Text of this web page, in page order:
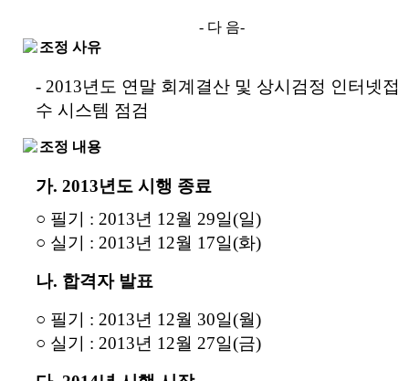
- 다 음-
조정 사유
- 2013년도 연말 회계결산 및 상시검정 인터넷접
수 시스템 점검
조정 내용
가. 2013년도 시행 종료
○ 필기 : 2013년 12월 29일(일)
○ 실기 : 2013년 12월 17일(화)
나. 합격자 발표
○ 필기 : 2013년 12월 30일(월)
○ 실기 : 2013년 12월 27일(금)